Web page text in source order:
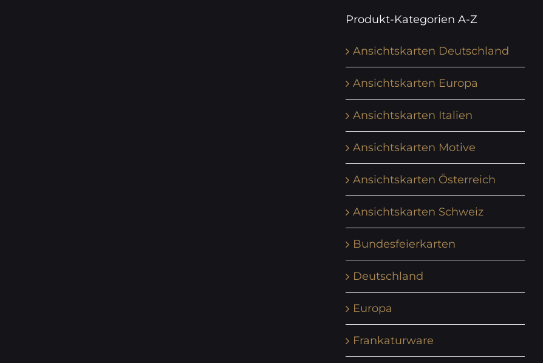
Produkt-Kategorien A-Z
Ansichtskarten Deutschland
Ansichtskarten Europa
Ansichtskarten Italien
Ansichtskarten Motive
Ansichtskarten Österreich
Ansichtskarten Schweiz
Bundesfeierkarten
Deutschland
Europa
Frankaturware